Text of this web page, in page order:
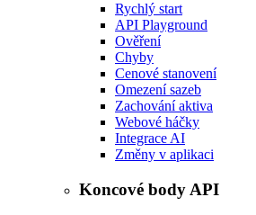
Rychlý start
API Playground
Ověření
Chyby
Cenové stanovení
Omezení sazeb
Zachování aktiva
Webové háčky
Integrace AI
Změny v aplikaci
Koncové body API